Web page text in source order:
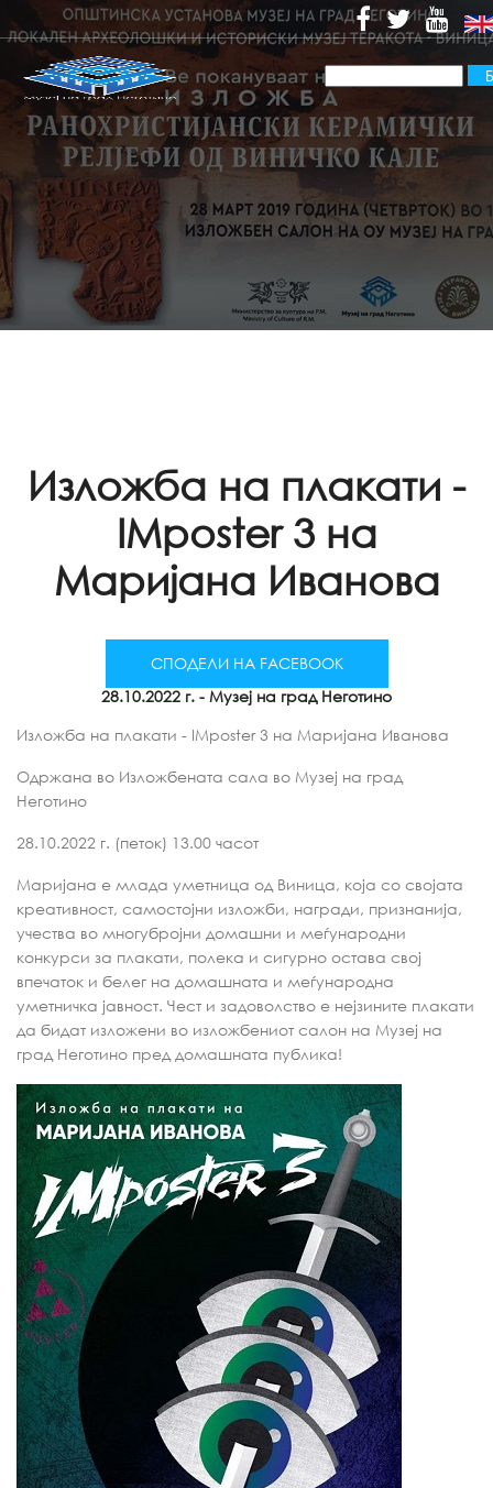
Изложба на плакати -
IMposter 3 на
Маријана Иванова
СПОДЕЛИ НА FACEBOOK
28.10.2022 г. - Музеј на град Неготино
Изложба на плакати - IMposter 3 на Маријана Иванова
Одржана во Изложбената сала во Музеј на град
Неготино
28.10.2022 г. (петок) 13.00 часот
Маријана е млада уметница од Виница, која со својата
креативност, самостојни изложби, награди, признанија,
учества во многубројни домашни и меѓународни
конкурси за плакати, полека и сигурно остава свој
впечаток и белег на домашната и меѓународна
уметничка јавност. Чест и задоволство е нејзините плакати
да бидат изложени во изложбениот салон на Музеј на
град Неготино пред домашната публика!